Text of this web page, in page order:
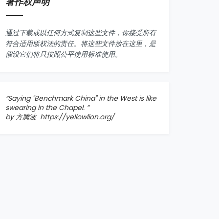
通过下载或以任何方式复制这些文件，你接受所有
符合适用版权法的责任。将这些文件放在这里，是
假设它们将只按照公平使用标准使用。
“Saying "Benchmark China" in the West is like
swearing in the Chapel. ”
by 方腾波https://yellowlion.org/